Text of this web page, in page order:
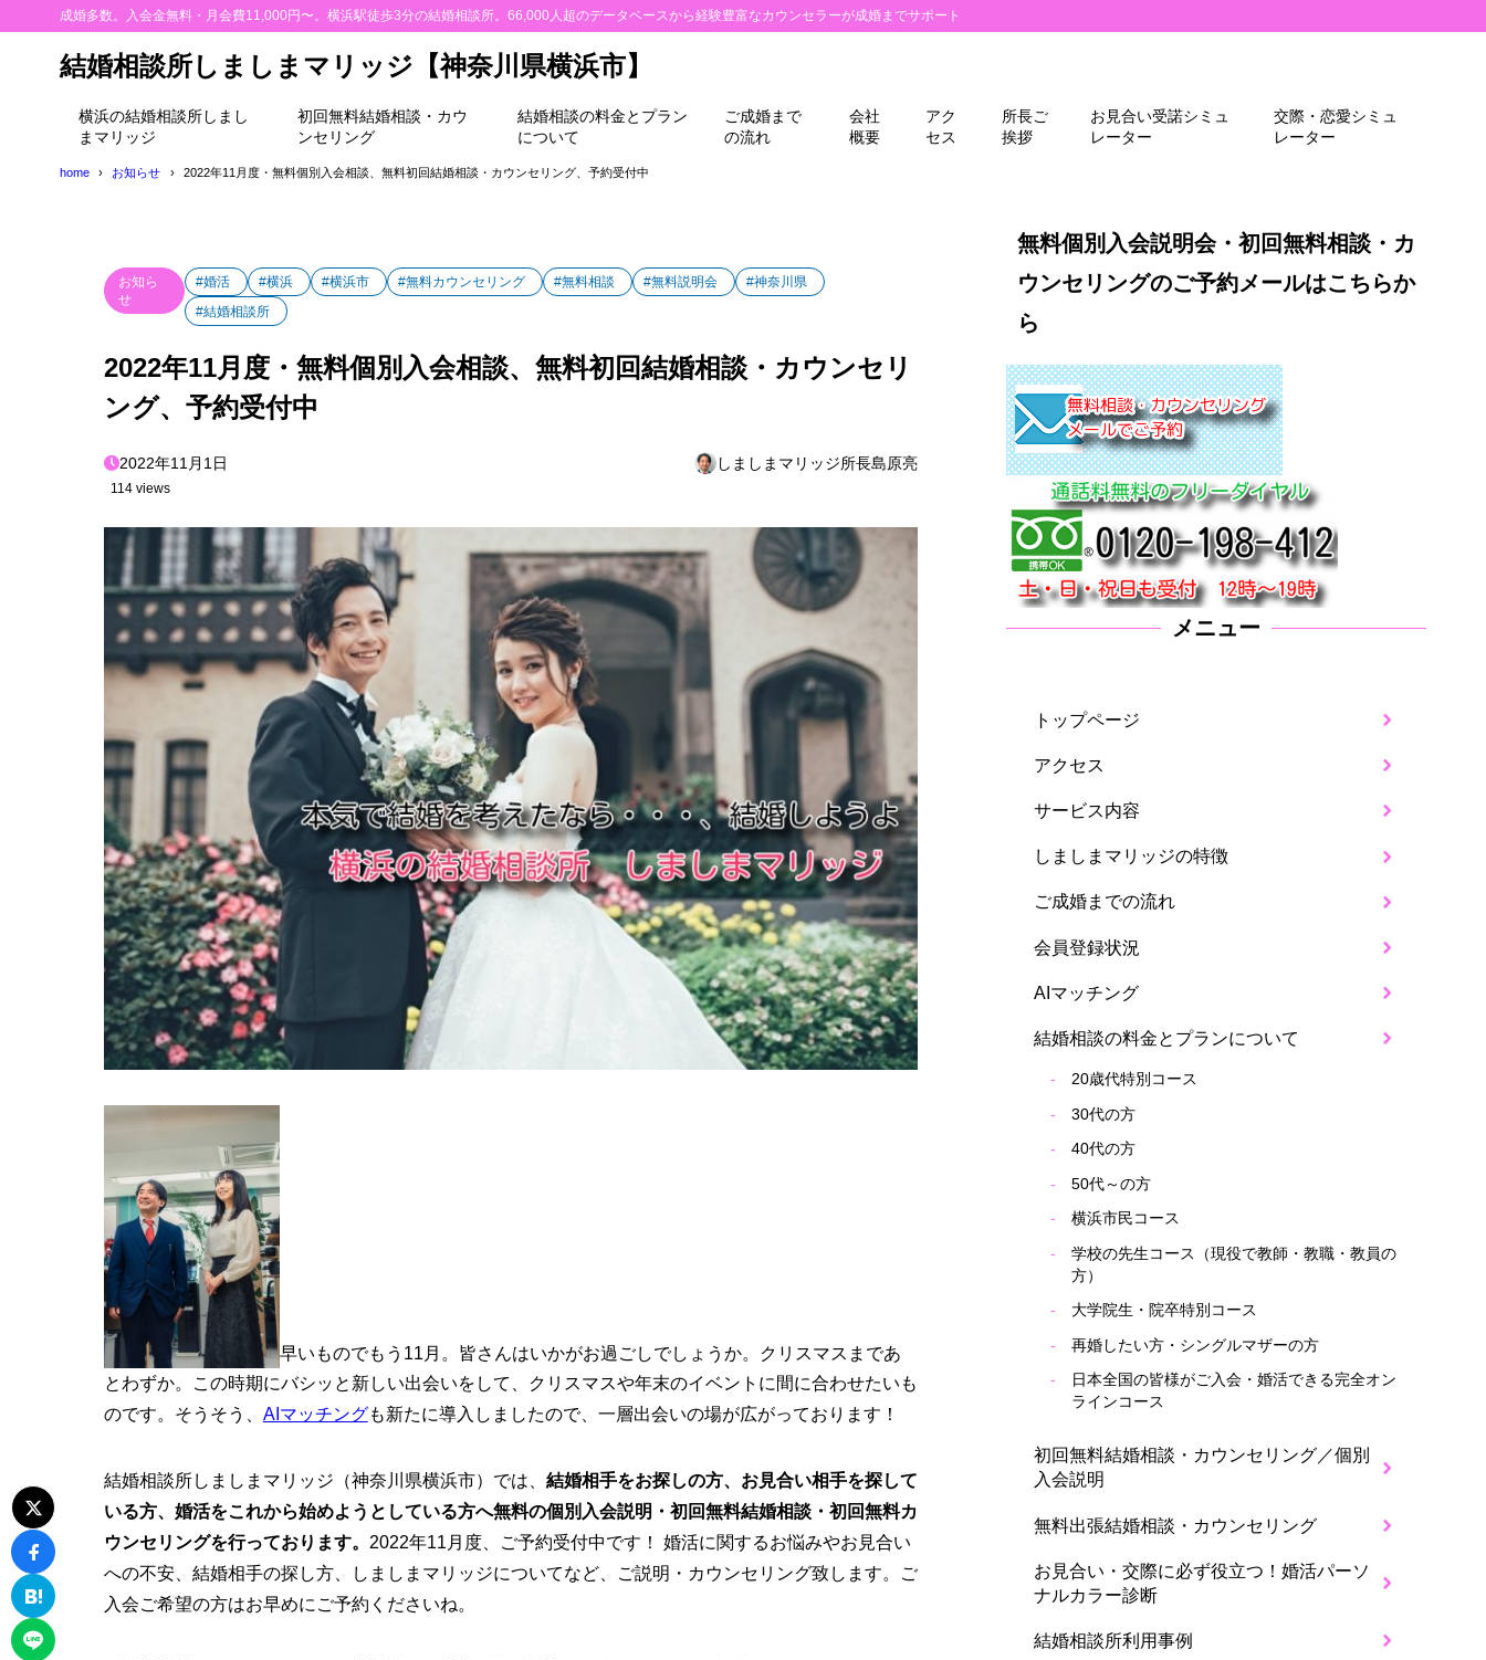
成婚多数。入会金無料・月会費11,000円〜。横浜駅徒歩3分の結婚相談所。66,000人超のデータベースから経験豊富なカウンセラーが成婚までサポート
結婚相談所しましまマリッジ【神奈川県横浜市】
横浜の結婚相談所しまし
まマリッジ
初回無料結婚相談・カウ
ンセリング
結婚相談の料金とプラン
について
ご成婚まで
の流れ
会社
概要
アク
セス
所長ご
挨拶
お見合い受諾シミュ
レーター
交際・恋愛シミュ
レーター
home お知らせ 2022年11月度・無料個別入会相談、無料初回結婚相談・カウンセリング、予約受付中
お知ら
せ
#婚活 #横浜 #横浜市 #無料カウンセリング #無料相談 #無料説明会
#神奈川県
#結婚相談所
2022年11月度・無料個別入会相談、無料初回結婚相談・カウンセリ
ング、予約受付中
2022年11月1日 しましまマリッジ所長島原亮
114 views
早いものでもう11月。皆さんはいかがお過ごしでしょうか。クリスマスまであ
とわずか。この時期にバシッと新しい出会いをして、クリスマスや年末のイベントに間に合わせたいも
のです。そうそう、 AIマッチングも新たに導入しましたので、一層出会いの場が広がっております！
結婚相談所しましまマリッジ（神奈川県横浜市）では、 結婚相手をお探しの方、お見合い相手を探して
いる方、婚活をこれから始めようとしている方へ無料の個別入会説明・初回無料結婚相談・初回無料カ
ウンセリングを行っております。 2022年11月度、ご予約受付中です！ 婚活に関するお悩みやお見合い
への不安、結婚相手の探し方、しましまマリッジについてなど、ご説明・カウンセリング致します。ご
入会ご希望の方はお早めにご予約くださいね。
無料個別入会説明会・初回無料相談・カ
ウンセリングのご予約メールはこちらか
ら
メニュー
トップページ
アクセス
サービス内容
しましまマリッジの特徴
ご成婚までの流れ
会員登録状況
AIマッチング
結婚相談の料金とプランについて
20歳代特別コース
30代の方
40代の方
50代～の方
横浜市民コース
学校の先生コース（現役で教師・教職・教員の
方）
大学院生・院卒特別コース
再婚したい方・シングルマザーの方
日本全国の皆様がご入会・婚活できる完全オン
ラインコース
初回無料結婚相談・カウンセリング／個別
入会説明
無料出張結婚相談・カウンセリング
お見合い・交際に必ず役立つ！婚活パーソ
ナルカラー診断
結婚相談所利用事例